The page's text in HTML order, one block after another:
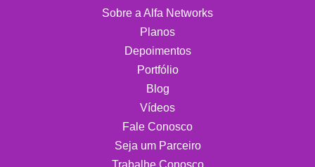
Sobre a Alfa Networks
Planos
Depoimentos
Portfólio
Blog
Vídeos
Fale Conosco
Seja um Parceiro
Trabalhe Conosco